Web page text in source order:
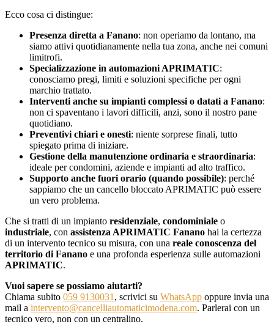
Ecco cosa ci distingue:
Presenza diretta a Fanano: non operiamo da lontano, ma
siamo attivi quotidianamente nella tua zona, anche nei comuni
limitrofi.
Specializzazione in automazioni APRIMATIC:
conosciamo pregi, limiti e soluzioni specifiche per ogni
marchio trattato.
Interventi anche su impianti complessi o datati a Fanano:
non ci spaventano i lavori difficili, anzi, sono il nostro pane
quotidiano.
Preventivi chiari e onesti: niente sorprese finali, tutto
spiegato prima di iniziare.
Gestione della manutenzione ordinaria e straordinaria:
ideale per condomini, aziende e impianti ad alto traffico.
Supporto anche fuori orario (quando possibile): perché
sappiamo che un cancello bloccato APRIMATIC può essere
un vero problema.
Che si tratti di un impianto residenziale, condominiale o
industriale, con assistenza APRIMATIC Fanano hai la certezza
di un intervento tecnico su misura, con una reale conoscenza del
territorio di Fanano e una profonda esperienza sulle automazioni
APRIMATIC.
Vuoi sapere se possiamo aiutarti?
Chiama subito 059 9130031 , scrivici su WhatsApp oppure invia una
mail a intervento@cancelliautomaticimodena.com. Parlerai con un
tecnico vero, non con un centralino.